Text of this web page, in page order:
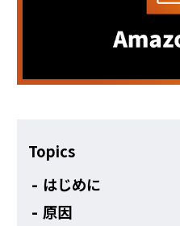
Topics
はじめに
原因